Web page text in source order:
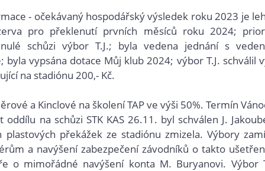
- očekávaný hospodářský výsledek roku 2023 je
pro překlenutí prvních měsíců roku 2024;
schůzi výbor T.J.; byla vedena jednání s
vypsána dotace Můj klub 2024; výbor T.J. schválil
na stadiónu 200,- Kč.
a Kinclové na školení TAP ve výši 50%. Termín
na schůzi STK KAS 26.11. byl schválen J.
překážek ze stadiónu zmizela. Výbory
a navýšení zabezpečení závodníků o takto
o mimořádné navýšení konta M. Buryanovi. Výbor